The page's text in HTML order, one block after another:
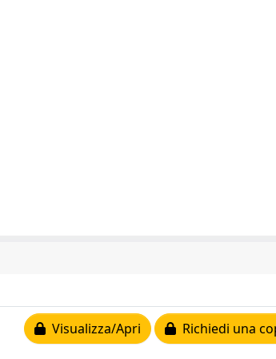
Visualizza/Apri Richiedi una